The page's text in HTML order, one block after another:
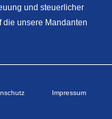
und steuerlicher
unsere Mandanten
Impressum